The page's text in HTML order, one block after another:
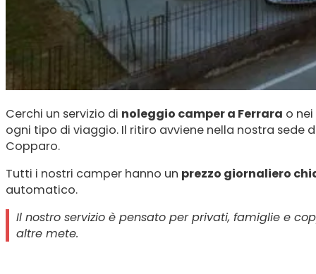
Cerchi un servizio di noleggio camper a Ferrara o
ogni tipo di viaggio. Il ritiro avviene nella nostra sede
Copparo.
Tutti i nostri camper hanno un prezzo giornaliero
automatico.
Il nostro servizio è pensato per privati, famiglie e
altre mete.